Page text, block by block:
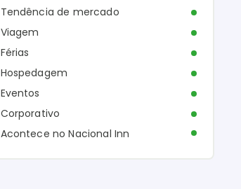
Tendência de mercado
Viagem
Férias
Hospedagem
Eventos
Corporativo
Acontece no Nacional Inn